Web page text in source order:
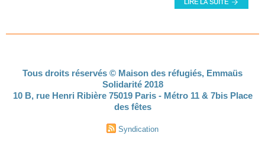
Tous droits réservés © Maison des réfugiés, Emmaüs
Solidarité 2018
10 B, rue Henri Ribière 75019 Paris - Métro 11 & 7bis Place
des fêtes
Syndication